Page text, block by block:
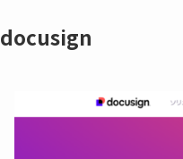
docusign